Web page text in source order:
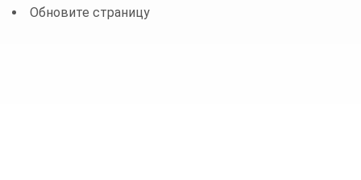
Обновите страницу